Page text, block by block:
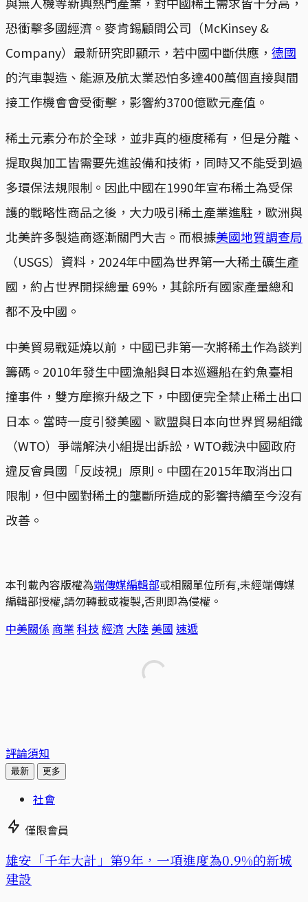
恐衝擊多國經濟。麥肯錫顧問公司（McKinsey &
Company）最新研究即顯示，若中國中斷供應， 德國
的汽車製造、能源及航太業恐怕多達400萬個直接與間
接工作機會會受衝擊，影響約3700億歐元產值。
稀土元素分布於全球，並非真的極度稀有，但是分離、
提取與加工皆需要先進設備和技術，同時又不能受到過
多環保法規限制。因此中國在1990年宣布稀土為受保
護的戰略性商品之後，大力吸引稀土產業進駐，歐洲與
北美許多製造商逐漸關門大吉。而根據美國地質調查局
（USGS）資料，2024年中國為世界第一大稀土礦生產
國，約占世界開採總量 69%，其餘所有國家產量總和
都不及中國。
中美貿易戰延燒以前，中國已非第一次將稀土作為談判
籌碼。2010年發生中國漁船與日本巡邏船在釣魚臺相
撞事件，雙方摩擦升級之下，中國便完全禁止稀土出口
日本。當時一度引發美國、歐盟與日本向世界貿易組織
（WTO）爭端解決小組提出訴訟，WTO裁決中國政府
違反會員國「反歧視」原則。中國在2015年取消出口
限制，但中國對稀土的壟斷所造成的影響持續至今沒有
改善。
本刊載內容版權為端傳媒編輯部或相關單位所有,未經端傳媒
編輯部授權,請勿轉載或複製,否則即為侵權。
中美關係 商業 科技 經濟 大陸 美國 速遞
評論須知
最新 更多
社會
僅限會員
​​雄安「千年大計」第9年，一項進度為0.9%的新城
建設